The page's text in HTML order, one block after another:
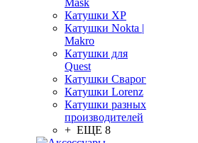
Mask
Катушки XP
Катушки Nokta |
Makro
Катушки для
Quest
Катушки Сварог
Катушки Lorenz
Катушки разных
производителей
+ ЕЩЕ 8